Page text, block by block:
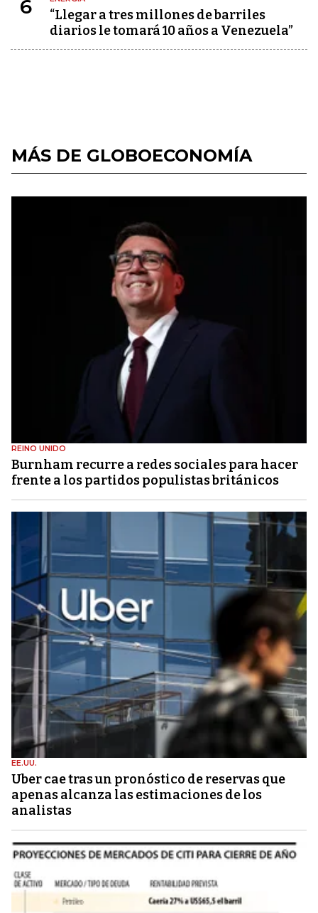
6
“Llegar a tres millones de barriles
diarios le tomará 10 años a Venezuela”
MÁS DE GLOBOECONOMÍA
REINO UNIDO
Burnham recurre a redes sociales para hacer
frente a los partidos populistas británicos
EE.UU.
Uber cae tras un pronóstico de reservas que
apenas alcanza las estimaciones de los
analistas